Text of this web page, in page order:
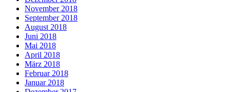
November 2018
September 2018
August 2018
Juni 2018
Mai 2018
April 2018
März 2018
Februar 2018
Januar 2018